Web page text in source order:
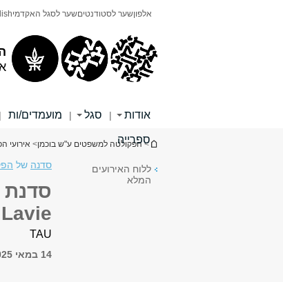
אלפוןשער לסטודנטיםשער לסגל האקדמי
אודות | סגל | מועמדים/ות |
ספרייה
הינך נמצא כאן
> הפקולטה למשפטים ע"ש בוכמן> אירועי
ללוח האירועים
המלא
סדנה של
Lavie
TAU
14 במאי 2025, 16:00